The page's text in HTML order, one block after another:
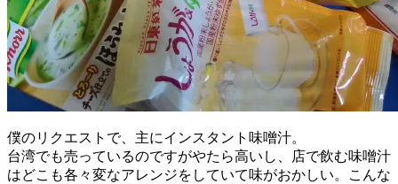
僕のリクエストで、主にインスタント味噌汁。
台湾でも売っているのですがやたら高いし、店で飲む味噌汁
はどこも各々変なアレンジをしていて味がおかしい。こんな